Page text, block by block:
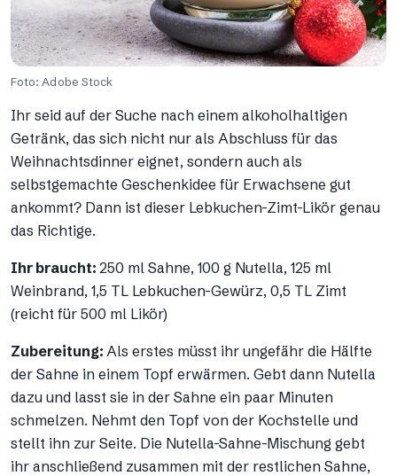
Foto: Adobe Stock
Ihr seid auf der Suche nach einem alkoholhaltigen
Getränk, das sich nicht nur als Abschluss für das
Weihnachtsdinner eignet, sondern auch als
selbstgemachte Geschenkidee für Erwachsene gut
ankommt? Dann ist dieser Lebkuchen-Zimt-Likör genau
das Richtige.
Ihr braucht: 250 ml Sahne, 100 g Nutella, 125 ml
Weinbrand, 1,5 TL Lebkuchen-Gewürz, 0,5 TL Zimt
(reicht für 500 ml Likör)
Zubereitung: Als erstes müsst ihr ungefähr die Hälfte
der Sahne in einem Topf erwärmen. Gebt dann Nutella
dazu und lasst sie in der Sahne ein paar Minuten
schmelzen. Nehmt den Topf von der Kochstelle und
stellt ihn zur Seite. Die Nutella-Sahne-Mischung gebt
ihr anschließend zusammen mit der restlichen Sahne,